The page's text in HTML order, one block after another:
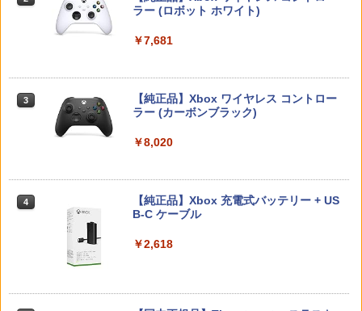
Nintendo Switch2 ケース EVA キャリン
ケース 収納バッグ ニンテンドー スイッ
￥1,078
納バッグ 保護ケース 耐衝撃 防水 軽量 ポ
ータブル 付属 携帯ケース 収納袋
FF】【tomtoc公式店】 Switch 2対応 ハ
月19日)(【初回購入封入特典】ヴィンテ
ソニー・インタラクティブエンタテイン
DD1J PS5 ディスクドライブ]
All-Button ArcadeController for PlayS
￥485
劇場版「鬼滅の刃」無限城編 第一章 猗
窩座再来(通常版)【Blu-ray】 [ 吾峠呼世
晴 ]
￥3,960
スプラトゥーン レイダース -Switch2
￥6,449
Nintendo Switch 2(日本語・国内専用)
ンラインコード版
Beast of Reincarnation -PS5 【特典】
J) PlayStation 5
トローラー ミッドナイト ブラック(CFI-
ZCT2J01)
ラー (ロボット ホワイト)
￥7,681
3
【純正品】Xbox ワイヤレス コントロー
ラー (カーボンブラック)
￥8,020
4
【純正品】Xbox 充電式バッテリー + US
B-C ケーブル
￥2,618